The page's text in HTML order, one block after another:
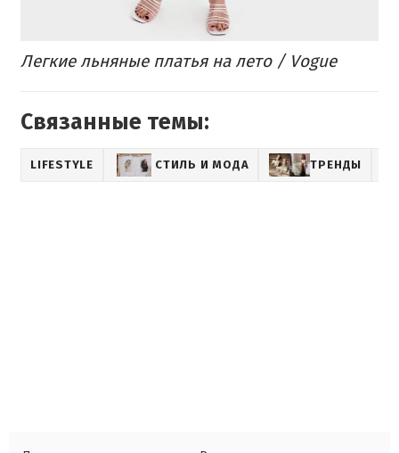
Легкие льняные платья на лето / Vogue
Связанные темы:
LIFESTYLE СТИЛЬ И МОДА ТРЕНДЫ